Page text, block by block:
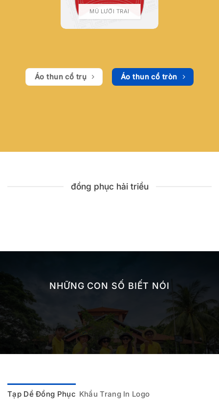
MŨ LƯỠI TRAI
Áo thun cổ trụ Áo thun cổ tròn
đồng phục hải triều
NHỮNG CON SỐ BIẾT NÓI
Tạp Dề Đồng Phục Khẩu Trang In Logo